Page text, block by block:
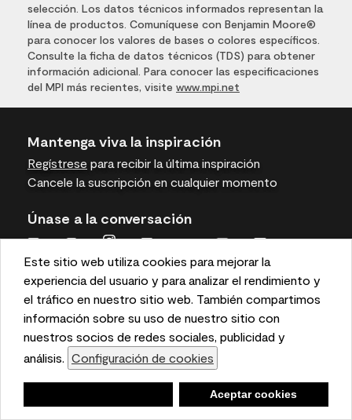
This website uses cookies to enhance user experience
and to analyze performance and traffic on our website.
We also share information about your use of our site
with our social media, advertising, and analytics
partners. Cookie Settings
Accept Cookies
Este sitio web utiliza cookies para mejorar la
experiencia del usuario y para analizar el rendimiento y
el tráfico en nuestro sitio web. También compartimos
información sobre su uso de nuestro sitio con
nuestros socios de redes sociales, publicidad y
análisis. Configuración de cookies
Aceptar cookies
selección. Los datos técnicos informados representan la
línea de productos. Comuníquese con Benjamin Moore®
para conocer los valores de bases o colores específicos.
Consulte la ficha de datos técnicos (TDS) para obtener
información adicional. Para conocer las especificaciones
del MPI más recientes, visite www.mpi.net
Mantenga viva la inspiración
Regístrese para recibir la última inspiración
Cancele la suscripción en cualquier momento
Únase a la conversación
Benjamin Moore